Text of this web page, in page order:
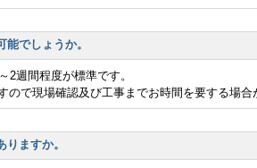
でしょうか。
2週間程度が標準です。
ので現場確認及び工事までお時間を要する場合
ますか。